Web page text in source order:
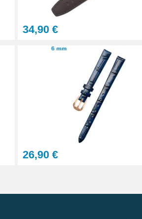
34,90 €
26,90 €